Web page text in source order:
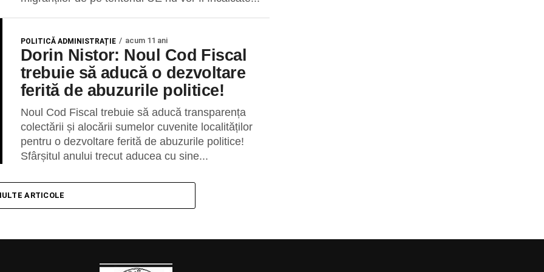
POLITICĂ ADMINISTRAȚIE acum 11 ani
Dorin Nistor: Noul Cod Fiscal
trebuie să aducă o dezvoltare
ferită de abuzurile politice!
Noul Cod Fiscal trebuie să aducă transparența
colectării și alocării sumelor cuvenite localităților
pentru o dezvoltare ferită de abuzurile politice!
Sfârșitul anului trecut aducea cu sine...
ARTICOLE